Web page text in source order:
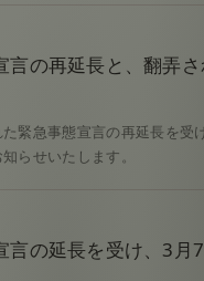
言の再延長と、翻弄
緊急事態宣言の再延長を受
らせいたします。
言の延長を受け、3月